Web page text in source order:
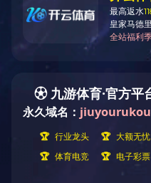
产品展示
咨询热线：
手机：16637903656
吉经理：13937951738
联系地址：河南省洛阳市吉利